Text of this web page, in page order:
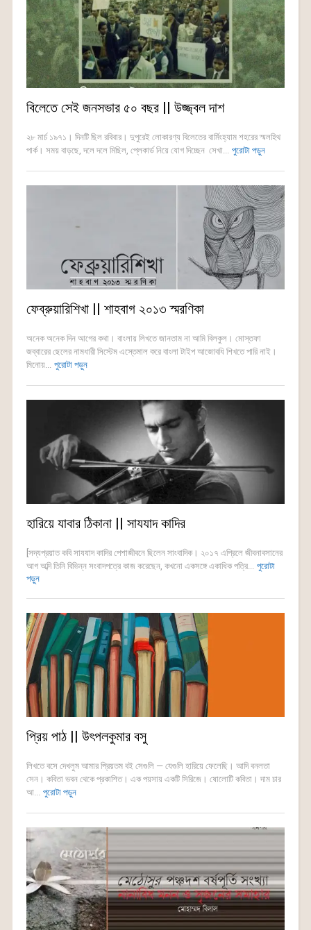
বিলেতে সেই জনসভার ৫০ বছর || উজ্জ্বল দাশ
২৮ মার্চ ১৯৭১। দিনটি ছিল রবিবার। দুপুরেই লোকারণ্য বিলেতের বার্মিংহ্যাম শহরের স্মলহিথ
পার্ক। সময় বাড়ছে, দলে দলে মিছিল, প্লেকার্ড নিয়ে যোগ দিচ্ছেন সেখা... পুরোটা পড়ুন
ফেব্রুয়ারিশিখা || শাহবাগ ২০১৩ স্মরণিকা
অনেক অনেক দিন আগের কথা। বাংলায় লিখতে জানতাম না আমি বিলকুল। মোস্তফা
জব্বারের ছেলের নামধারী সিস্টেম এস্তেমাল করে বাংলা টাইপ আজোবধি শিখতে পারি নাই।
মিনোয়... পুরোটা পড়ুন
হারিয়ে যাবার ঠিকানা || সাযযাদ কাদির
[সদ্যপ্রয়াত কবি সাযযাদ কাদির পেশাজীবনে ছিলেন সাংবাদিক। ২০১৭ এপ্রিলে জীবনাবসানের
আগ অব্দি তিনি বিভিন্ন সংবাদপত্রে কাজ করেছেন, কখনো একসঙ্গে একাধিক পত্রি... পুরোটা
পড়ুন
প্রিয় পাঠ || উৎপলকুমার বসু
লিখতে বসে দেখলুম আমার প্রিয়তম বই সেগুলি — যেগুলি হারিয়ে ফেলেছি। আদি বনলতা
সেন। কবিতা ভবন থেকে প্রকাশিত। এক পয়সায় একটি সিরিজে। ষোলোটি কবিতা। দাম চার
আ... পুরোটা পড়ুন